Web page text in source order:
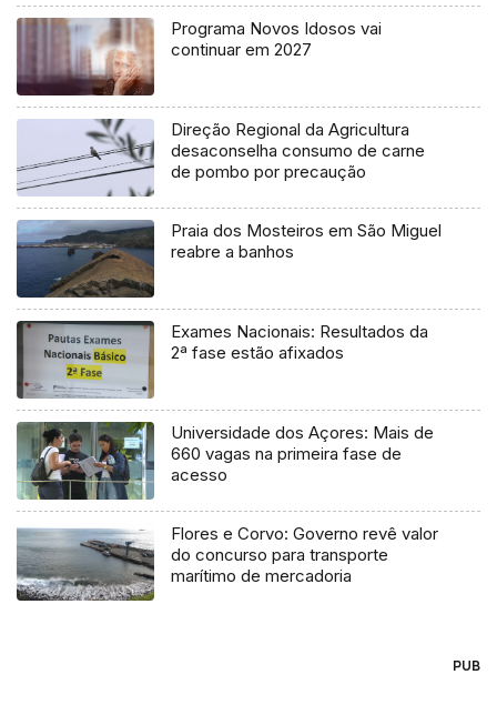
Programa Novos Idosos vai
continuar em 2027
Direção Regional da Agricultura
desaconselha consumo de carne
de pombo por precaução
Praia dos Mosteiros em São Miguel
reabre a banhos
Exames Nacionais: Resultados da
2ª fase estão afixados
Universidade dos Açores: Mais de
660 vagas na primeira fase de
acesso
Flores e Corvo: Governo revê valor
do concurso para transporte
marítimo de mercadoria
PUB